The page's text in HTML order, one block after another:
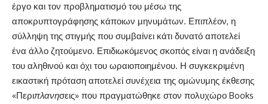
έργο και τον προβληματισμό του μέσω της
αποκρυπτογράφησης κάποιων μηνυμάτων. Επιπλέον, η
σύλληψη της στιγμής που συμβαίνει κάτι δυνατό αποτελεί
ένα άλλο ζητούμενο. Επιδιωκόμενος σκοπός είναι η ανάδειξη
του αληθινού και όχι του ωραιοποιημένου. Η συγκεκριμένη
εικαστική πρόταση αποτελεί συνέχεια της ομώνυμης έκθεσης
«Περιπλανησεις» που πραγματώθηκε στον πολυχώρο Books